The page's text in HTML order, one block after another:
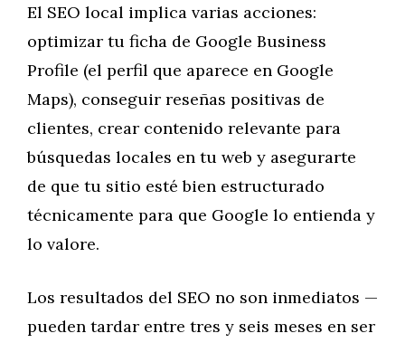
El SEO local implica varias acciones:
optimizar tu ficha de Google Business
Profile (el perfil que aparece en Google
Maps), conseguir reseñas positivas de
clientes, crear contenido relevante para
búsquedas locales en tu web y asegurarte
de que tu sitio esté bien estructurado
técnicamente para que Google lo entienda y
lo valore.
Los resultados del SEO no son inmediatos —
pueden tardar entre tres y seis meses en ser